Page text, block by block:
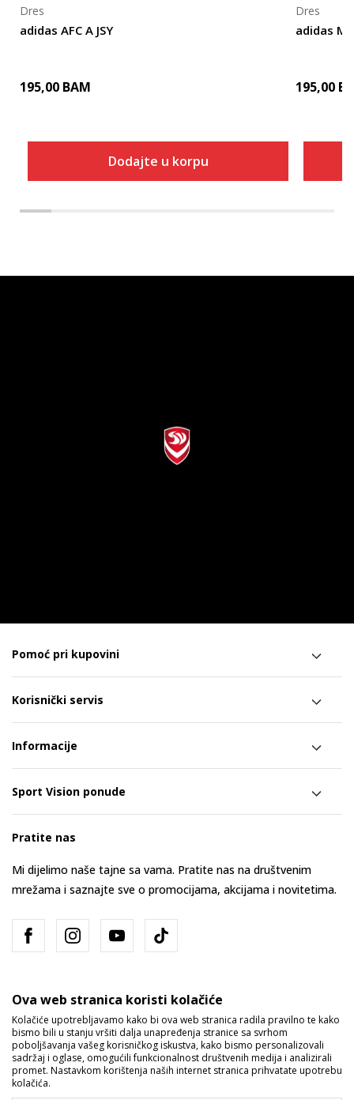
adidas AFC A JSY
Dres
195,00 BAM
Dodajte u korpu
adidas
Dres
195,00
Pomoć pri kupovini
Korisnički servis
Informacije
Sport Vision ponude
Pratite nas
Mi dijelimo naše tajne sa vama. Pratite nas na društvenim
mrežama i saznajte sve o promocijama, akcijama i novitetima.
Bosna i Hercegovina Promijenite
Ova web stranica koristi kolačiće
Kolačiće upotrebljavamo kako bi ova web stranica radila pravilno te kako
bismo bili u stanju vršiti dalja unapređenja stranice sa svrhom
poboljšavanja vašeg korisničkog iskustva, kako bismo personalizovali
sadržaj i oglase, omogućili funkcionalnost društvenih medija i analizirali
promet. Nastavkom korištenja naših internet stranica prihvatate upotrebu
kolačića.